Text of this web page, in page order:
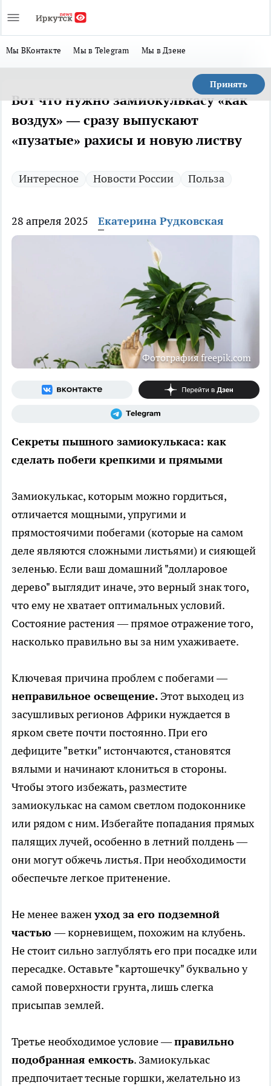
Мы ВКонтакте Мы в Telegram Мы в Дзене
Принять
Вот что нужно замиокулькасу «как
воздух» — сразу выпускают
«пузатые» рахисы и новую листву
Интересное Новости России Польза
28 апреля 2025 Екатерина Рудковская
Фотография freepik.com
Секреты пышного замиокулькаса: как
сделать побеги крепкими и прямыми
Замиокулькас, которым можно гордиться,
отличается мощными, упругими и
прямостоячими побегами (которые на самом
деле являются сложными листьями) и сияющей
зеленью. Если ваш домашний "долларовое
дерево" выглядит иначе, это верный знак того,
что ему не хватает оптимальных условий.
Состояние растения — прямое отражение того,
насколько правильно вы за ним ухаживаете.
Ключевая причина проблем с побегами —
неправильное освещение. Этот выходец из
засушливых регионов Африки нуждается в
ярком свете почти постоянно. При его
дефиците "ветки" истончаются, становятся
вялыми и начинают клониться в стороны.
Чтобы этого избежать, разместите
замиокулькас на самом светлом подоконнике
или рядом с ним. Избегайте попадания прямых
палящих лучей, особенно в летний полдень —
они могут обжечь листья. При необходимости
обеспечьте легкое притенение.
Не менее важенуход за его подземной
частью— корневищем, похожим на клубень.
Не стоит сильно заглублять его при посадке или
пересадке. Оставьте "картошечку" буквально у
самой поверхности грунта, лишь слегка
присыпав землей.
Третье необходимое условие —правильно
подобранная емкость. Замиокулькас
предпочитает тесные горшки, желательно из